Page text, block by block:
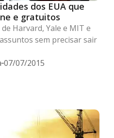
dos EUA que
e gratuitos
Harvard, Yale e MIT e
sem precisar sair
07/07/2015